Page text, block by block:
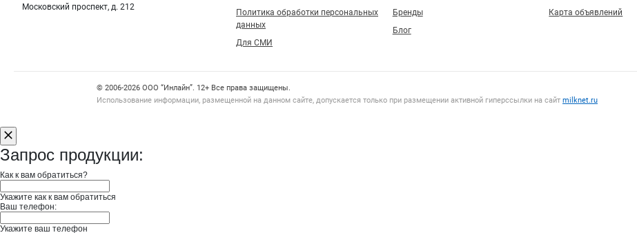
Московский проспект, д. 212
Политика обработки персональных
данных
Для СМИ
Бренды
Блог
Карта объявлений
Счетчики, авторское право, логотипы
© 2006‑2026 ООО “Инлайн”. 12+ Все права защищены.
Использование информации, размещенной на данном сайте, допускается только при размещении активной гиперссылки на сайт milknet.ru
Запрос продукции:
Как к вам обратиться?
Укажите как к вам обратиться
Ваш телефон:
Укажите ваш телефон